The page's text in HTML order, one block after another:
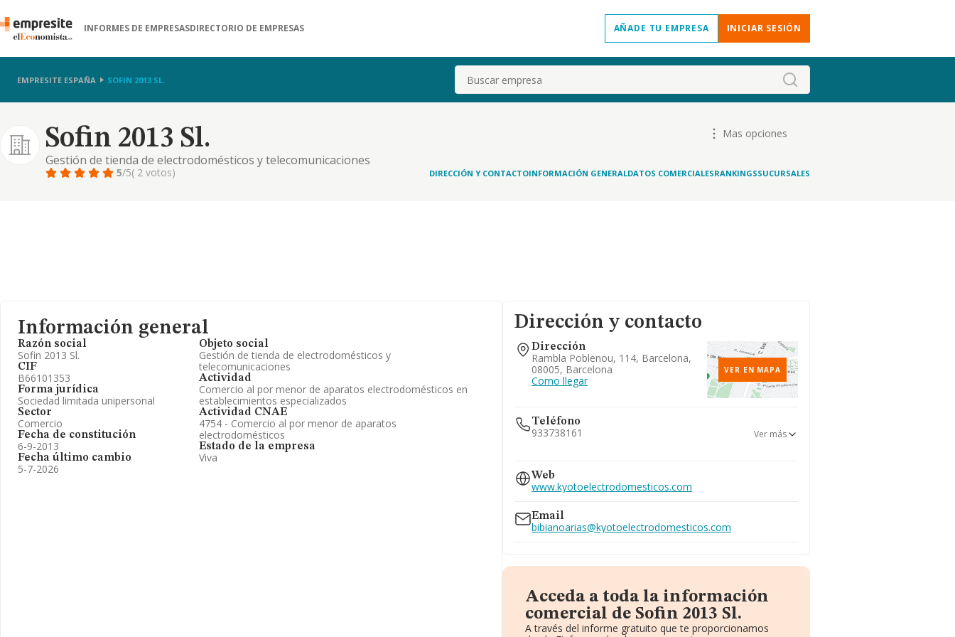
INFORMES DE EMPRESASDIRECTORIO DE EMPRESAS AÑADE TU EMPRESA INICIAR SESIÓN
EMPRESITE ESPAÑA SOFIN 2013 SL. Buscar
Sofin 2013 Sl.
Gestión de tienda de electrodomésticos y telecomunicaciones
Mas opciones
5/5( 2 votos) DIRECCIÓN Y CONTACTOINFORMACIÓN GENERALDATOS COMERCIALESRANKINGSSUCURSALES
Información general
Razón social
Sofin 2013 Sl.
CIF
B66101353
Forma jurídica
Sociedad limitada unipersonal
Sector
Comercio
Fecha de constitución
6-9-2013
Fecha último cambio
5-7-2026
Objeto social
Gestión de tienda de electrodomésticos y
telecomunicaciones
Actividad
Comercio al por menor de aparatos electrodomésticos en
establecimientos especializados
Actividad CNAE
4754 - Comercio al por menor de aparatos
electrodomésticos
Estado de la empresa
Viva
Dirección y contacto
Dirección
Rambla Poblenou, 114, Barcelona,
08005, Barcelona
Como llegar
VER EN MAPA
Teléfono
933738161 Ver más
Web
www.kyotoelectrodomesticos.com
Email
bibianoarias@kyotoelectrodomesticos.com
Acceda a toda la información
comercial de Sofin 2013 Sl.
A través del informe gratuito que te proporcionamos